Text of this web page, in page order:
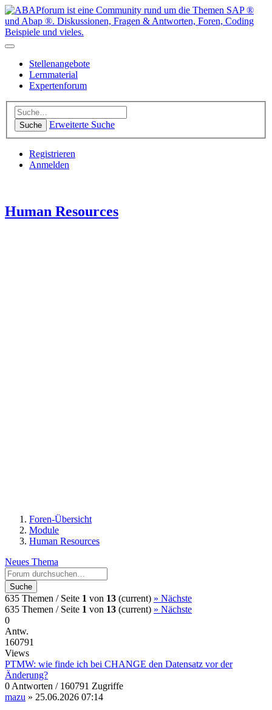
Stellenangebote
Lernmaterial
Expertenforum
Suche Erweiterte Suche
Registrieren
Anmelden
Human Resources
Foren-Übersicht
Module
Human Resources
Neues Thema
Suche
635 Themen / Seite 1 von 13 (current) » Nächste
635 Themen / Seite 1 von 13 (current) » Nächste
0
Antw.
160791
Views
PTMW: wie finde ich bei CHANGE den Datensatz vor der
Änderung?
0 Antworten / 160791 Zugriffe
mazu » 25.06.2026 07:14